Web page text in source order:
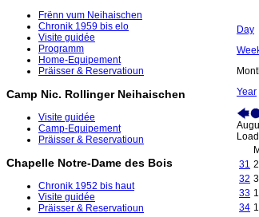
Frënn vum Neihaischen
Chronik 1959 bis elo
Visite guidée
Programm
Home-Equipement
Präisser & Reservatioun
Camp Nic. Rollinger Neihaischen
Visite guidée
Camp-Equipement
Präisser & Reservatioun
Chapelle Notre-Dame des Bois
Chronik 1952 bis haut
Visite guidée
Präisser & Reservatioun
Day
Year
31
32 3
33
34